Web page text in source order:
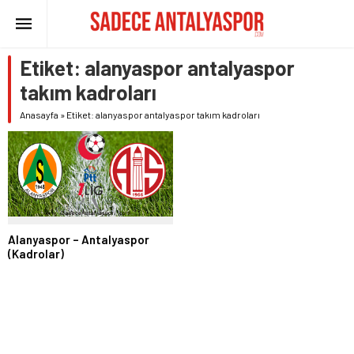
Etiket: alanyaspor antalyaspor
takım kadroları
Anasayfa » Etiket: alanyaspor antalyaspor takım kadroları
Alanyaspor – Antalyaspor
(Kadrolar)